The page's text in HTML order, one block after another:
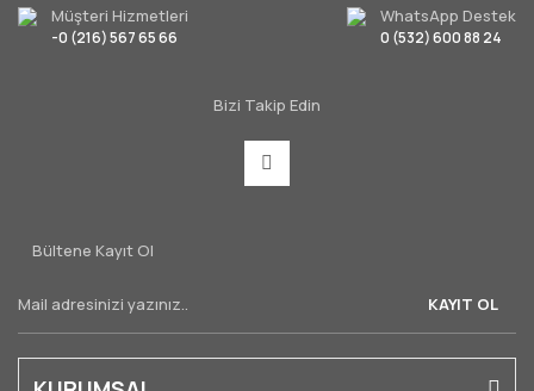
Müşteri Hizmetleri
-0 (216) 567 65 66
WhatsApp Destek
0 (532) 600 88 24
Bizi Takip Edin
Bültene Kayıt Ol
KAYIT OL